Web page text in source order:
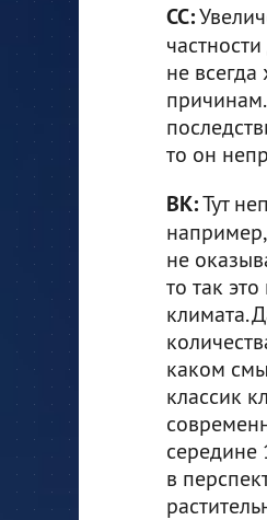
СС:
не
то он
ВК:Тут
не
то так
климата.
каком
классик
середине
в